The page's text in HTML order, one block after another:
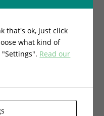
that's ok, just click
what kind of
Read our